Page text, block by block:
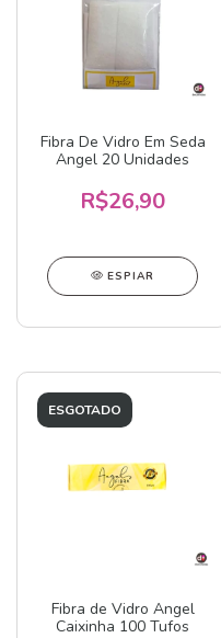
Fibra De Vidro Em Seda
Angel 20 Unidades
R$26,90
ESPIAR
ESGOTADO
Fibra de Vidro Angel
Caixinha 100 Tufos